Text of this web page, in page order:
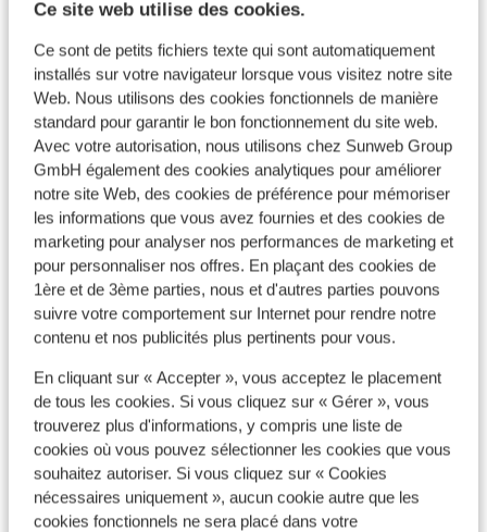
Ce site web utilise des cookies.
Ce sont de petits fichiers texte qui sont automatiquement
installés sur votre navigateur lorsque vous visitez notre site
Web. Nous utilisons des cookies fonctionnels de manière
standard pour garantir le bon fonctionnement du site web.
Avec votre autorisation, nous utilisons chez Sunweb Group
GmbH également des cookies analytiques pour améliorer
notre site Web, des cookies de préférence pour mémoriser
les informations que vous avez fournies et des cookies de
marketing pour analyser nos performances de marketing et
pour personnaliser nos offres. En plaçant des cookies de
1ère et de 3ème parties, nous et d'autres parties pouvons
suivre votre comportement sur Internet pour rendre notre
contenu et nos publicités plus pertinents pour vous.
En cliquant sur « Accepter », vous acceptez le placement
de tous les cookies. Si vous cliquez sur « Gérer », vous
trouverez plus d'informations, y compris une liste de
cookies où vous pouvez sélectionner les cookies que vous
souhaitez autoriser. Si vous cliquez sur « Cookies
nécessaires uniquement », aucun cookie autre que les
cookies fonctionnels ne sera placé dans votre
Logement seul 2pers.
Voir
Domaines préférés de nos clients
Saint Francois Longchamp